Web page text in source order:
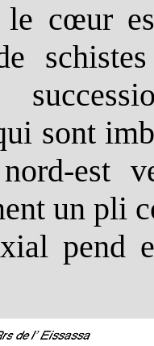
le cœur
sont
est
un pli
pend